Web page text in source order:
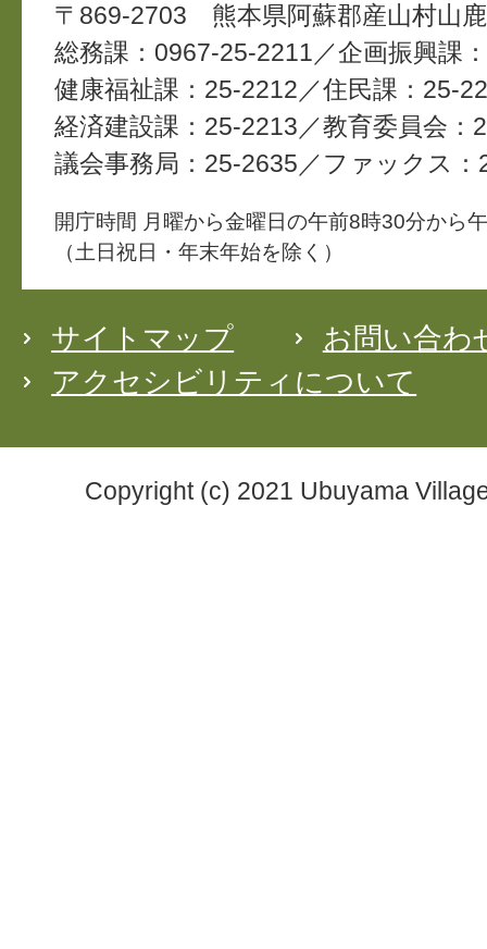
〒869-2703
熊本県阿蘇郡産山村山
総務課：0967-25-2211
企画振興課
健康福祉課：25-2212
住民課：25-
経済建設課：25-2213
教育委員会：
議会事務局：25-2635
ファックス：
開庁時間 月曜から金曜日の午前8時30分から
（土日祝日・年末年始を除く）
サイトマップ
お問い合わ
アクセシビリティについて
Copyright (c) 2021 Ubuyama